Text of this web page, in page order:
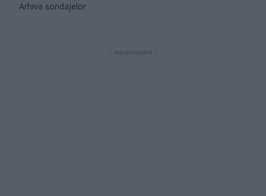
Arhiva sondajelor
- Advertisment -